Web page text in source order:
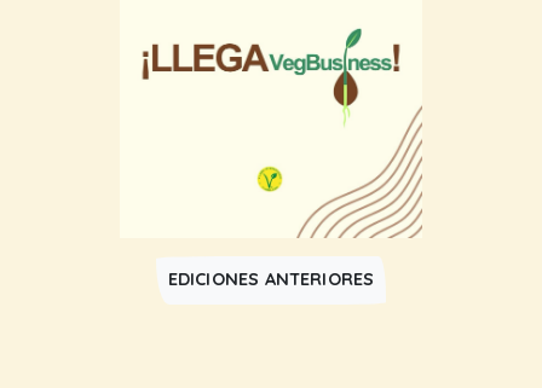
EDICIONES ANTERIORES